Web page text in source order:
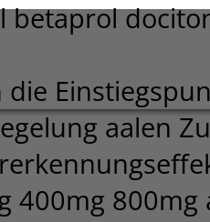
betaprol
aalen
400mg